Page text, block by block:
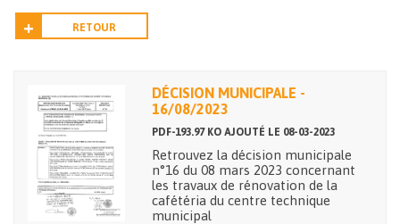
RETOUR
DÉCISION MUNICIPALE -
16/08/2023
PDF-193.97 KO AJOUTÉ LE 08-03-2023
Retrouvez la décision municipale
n°16 du 08 mars 2023 concernant
les travaux de rénovation de la
cafétéria du centre technique
municipal